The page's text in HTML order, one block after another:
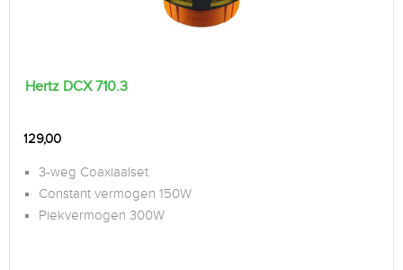
Hertz DCX 710.3
129,00
3-weg Coaxiaalset
Constant vermogen 150W
Piekvermogen 300W